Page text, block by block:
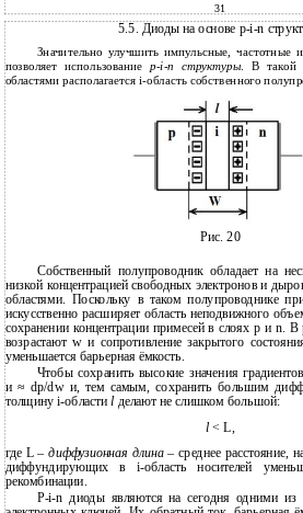
31
5.5. Диоды на основе p-i-n
Значительно улучшить импульсные, частотные
позволяет использованиеp-i-n структуры. В такой
областями располагается i-область собственного
Рис. 20
Собственный полупроводник обладает на
низкой концентрацией свободных электронов и
областями. Поскольку в таком полупроводнике
искусственно расширяет область неподвижного
сохранении концентрации примесей в слоях p и n. В
возрастают w и сопротивление закрытого
уменьшается барьерная ёмкость.
Чтобы сохранить высокие значения
и ≈ dp/dw и, тем самым, сохранить большим
толщину i-областиl делают не слишком большой:
l< L,
где L –диффузионная длина– среднее расстояние,
диффундирующих в i-область носителей
рекомбинации.
P-i-n диоды являются на сегодня одними из